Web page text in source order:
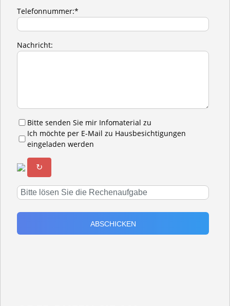
Telefonnummer:*
Nachricht:
Bitte senden Sie mir Infomaterial zu
Ich möchte per E-Mail zu Hausbesichtigungen
eingeladen werden
↻